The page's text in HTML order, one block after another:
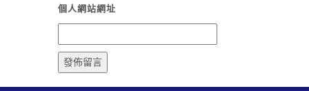
個人網站網址